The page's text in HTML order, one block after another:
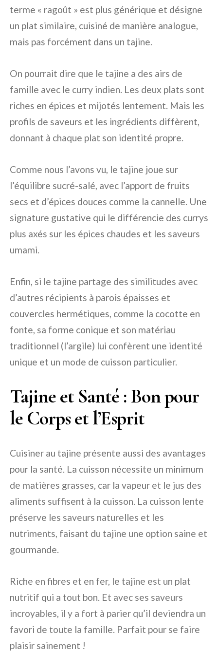
terme « ragoût » est plus générique et désigne
un plat similaire, cuisiné de manière analogue,
mais pas forcément dans un tajine.
On pourrait dire que le tajine a des airs de
famille avec le curry indien. Les deux plats sont
riches en épices et mijotés lentement. Mais les
profils de saveurs et les ingrédients diffèrent,
donnant à chaque plat son identité propre.
Comme nous l’avons vu, le tajine joue sur
l’équilibre sucré-salé, avec l’apport de fruits
secs et d’épices douces comme la cannelle. Une
signature gustative qui le différencie des currys
plus axés sur les épices chaudes et les saveurs
umami.
Enfin, si le tajine partage des similitudes avec
d’autres récipients à parois épaisses et
couvercles hermétiques, comme la cocotte en
fonte, sa forme conique et son matériau
traditionnel (l’argile) lui confèrent une identité
unique et un mode de cuisson particulier.
Tajine et Santé : Bon pour
le Corps et l’Esprit
Cuisiner au tajine présente aussi des avantages
pour la santé. La cuisson nécessite un minimum
de matières grasses, car la vapeur et le jus des
aliments suffisent à la cuisson. La cuisson lente
préserve les saveurs naturelles et les
nutriments, faisant du tajine une option saine et
gourmande.
Riche en fibres et en fer, le tajine est un plat
nutritif qui a tout bon. Et avec ses saveurs
incroyables, il y a fort à parier qu’il deviendra un
favori de toute la famille. Parfait pour se faire
plaisir sainement !